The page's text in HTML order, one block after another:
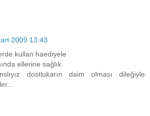
2009 13:43
kullan haediyele
ellerine sağlık
dostlukarın daim olması dileğiyle